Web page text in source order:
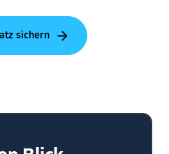
sichern